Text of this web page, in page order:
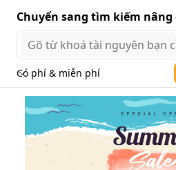
Chuyển sang tìm kiếm nâng
Có phí & miễn phí